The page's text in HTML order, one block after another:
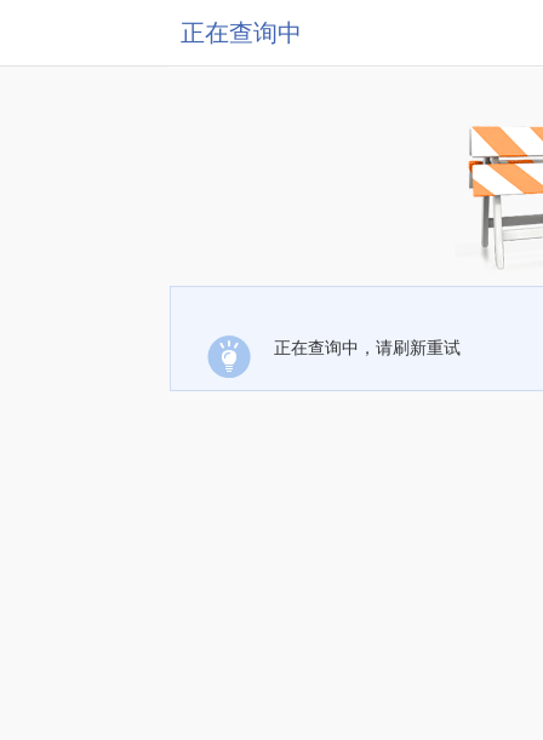
正在查询中
正在查询中，请刷新重试